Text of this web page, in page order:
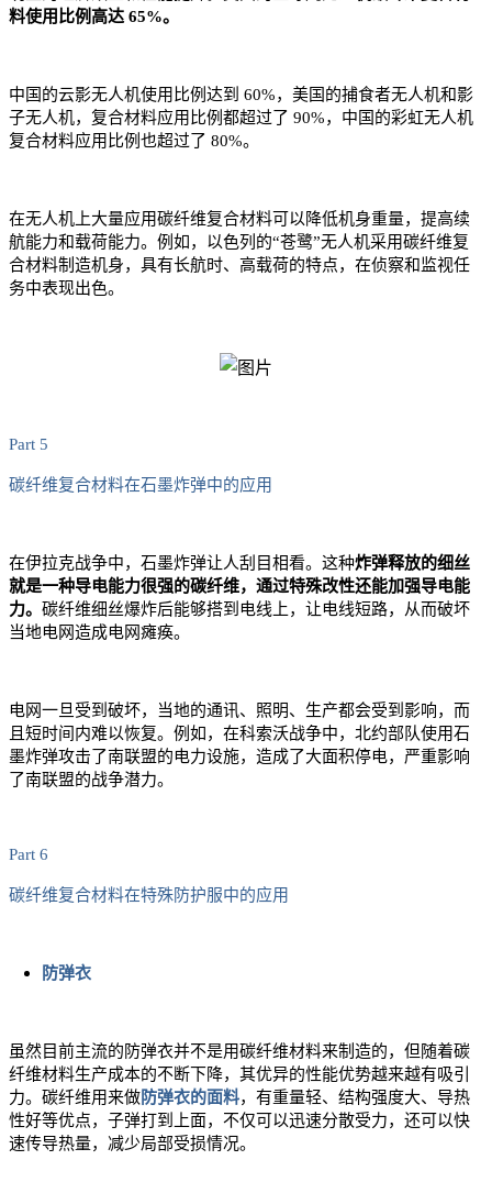
料使用比例高达 65%。
中国的云影无人机使用比例达到 60%，美国的捕食者无人机和影
子无人机，复合材料应用比例都超过了 90%，中国的彩虹无人机
复合材料应用比例也超过了 80%。
在无人机上大量应用碳纤维复合材料可以降低机身重量，提高续
航能力和载荷能力。例如，以色列的“苍鹭”无人机采用碳纤维复
合材料制造机身，具有长航时、高载荷的特点，在侦察和监视任
务中表现出色。
Part 5
碳纤维复合材料在石墨炸弹中的应用
在伊拉克战争中，石墨炸弹让人刮目相看。这种炸弹释放的细丝
就是一种导电能力很强的碳纤维，通过特殊改性还能加强导电能
力。 碳纤维细丝爆炸后能够搭到电线上，让电线短路，从而破坏
当地电网造成电网瘫痪。
电网一旦受到破坏，当地的通讯、照明、生产都会受到影响，而
且短时间内难以恢复。例如，在科索沃战争中，北约部队使用石
墨炸弹攻击了南联盟的电力设施，造成了大面积停电，严重影响
了南联盟的战争潜力。
Part 6
碳纤维复合材料在特殊防护服中的应用
防弹衣
虽然目前主流的防弹衣并不是用碳纤维材料来制造的，但随着碳
纤维材料生产成本的不断下降，其优异的性能优势越来越有吸引
力。碳纤维用来做防弹衣的面料，有重量轻、结构强度大、导热
性好等优点，子弹打到上面，不仅可以迅速分散受力，还可以快
速传导热量，减少局部受损情况。